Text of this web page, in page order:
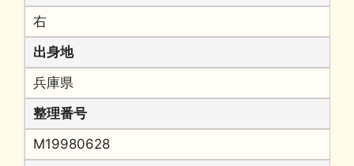
右
出身地
兵庫県
整理番号
M19980628